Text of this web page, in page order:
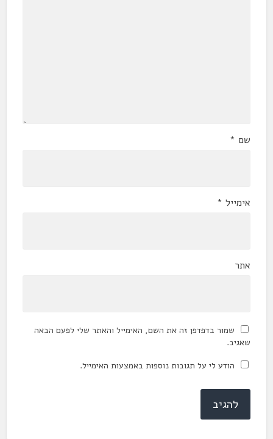
שם *
אימייל *
אתר
שמור בדפדפן זה את השם, האימייל והאתר שלי לפעם הבאה
שאגיב.
הודע לי על תגובות נוספות באמצעות האימייל.